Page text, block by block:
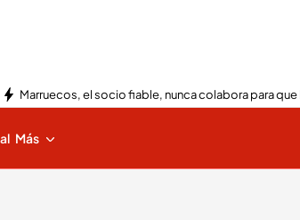
Marruecos, el socio fiable, nunca colabora para
Más